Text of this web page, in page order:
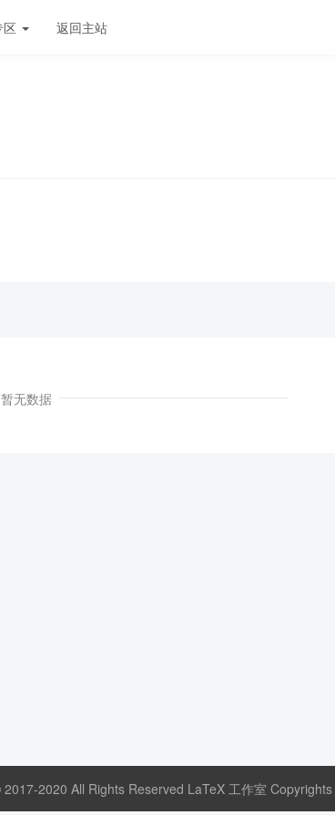
区 返回主站
暂无数据
2020 All Rights Reserved LaTeX 工作室 Copyrights